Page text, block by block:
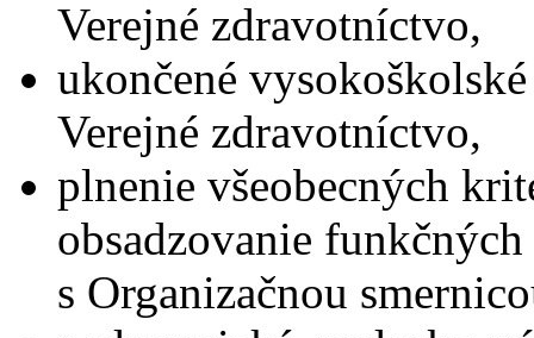
Verejné zdravotníctvo,
ukončené
Verejné zdravotníctvo,
plnenie všeobecných
obsadzovanie
s Organizačnou